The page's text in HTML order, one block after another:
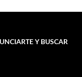
Y BUSCAR